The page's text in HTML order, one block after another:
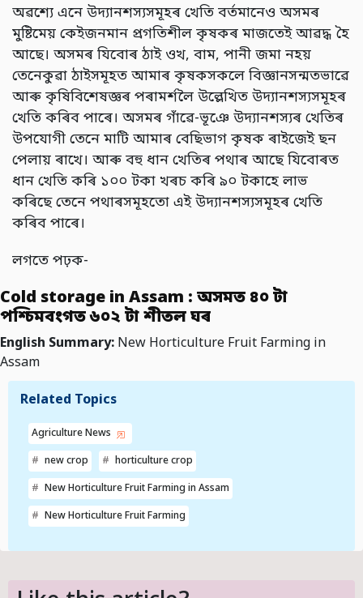
অৱশ্যে এনে উদ্যানশস্যসমূহৰ খেতি বৰ্তমানেও অসমৰ
মুষ্টিমেয় কেইজনমান প্ৰগতিশীল কৃষকৰ মাজতেই আৱদ্ধ হৈ
আছে। অসমৰ যিবোৰ ঠাই ওখ, বাম, পানী জমা নহয়
তেনেকুৱা ঠাইসমূহত আমাৰ কৃষকসকলে বিজ্ঞানসন্মতভাৱে
আৰু কৃষিবিশেষজ্ঞৰ পৰামৰ্শলৈ উল্লেখিত উদ্যানশস্যসমূহৰ
খেতি কৰিব পাৰে। অসমৰ গাঁৱে-ভূঞে উদ্যানশস্যৰ খেতিৰ
উপযোগী তেনে মাটি আমাৰ বেছিভাগ কৃষক ৰাইজেই ছন
পেলায় ৰাখে। আৰু বহু ধান খেতিৰ পথাৰ আছে যিবোৰত
ধান খেতি কৰি ১০০ টকা খৰচ কৰি ৯০ টকাহে লাভ
কৰিছে তেনে পথাৰসমূহতো এই উদ্যানশস্যসমূহৰ খেতি
কৰিব পাৰে।
লগতে পঢ়ক-
Cold storage in Assam : অসমত ৪০ টা
পশ্চিমবংগত ৬০২ টা শীতল ঘৰ
English Summary: New Horticulture Fruit Farming in
Assam
Related Topics
Agriculture News
new crop horticulture crop
New Horticulture Fruit Farming in Assam
New Horticulture Fruit Farming